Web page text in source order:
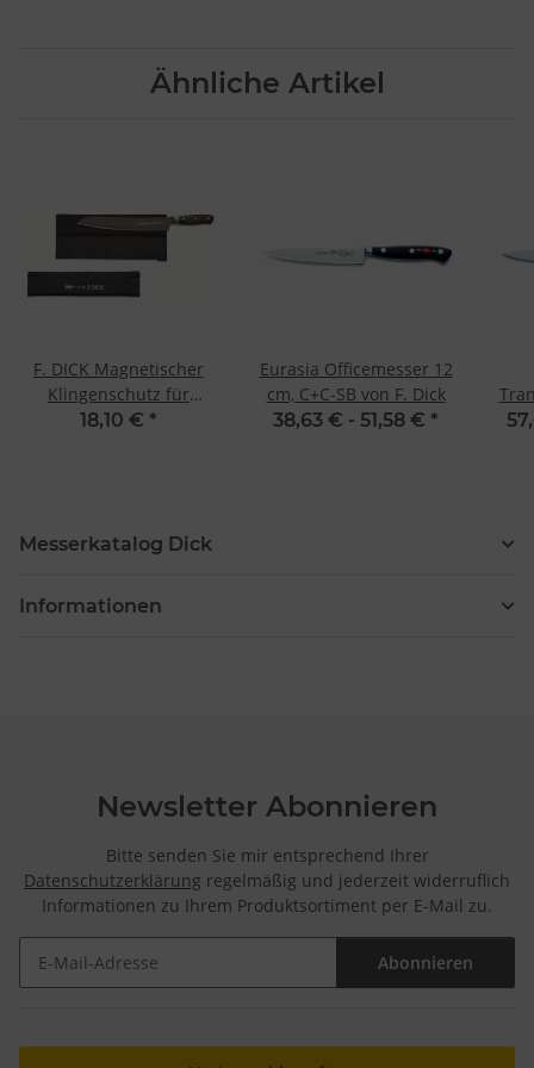
Ähnliche Artikel
F. DICK Magnetischer
Klingenschutz für
Klingen bis 30 cm
18,10 € *
Eurasia Officemesser 12
cm, C+C-SB von F. Dick
38,63 € - 51,58 € *
Messerkatalog Dick
Informationen
Newsletter Abonnieren
Bitte senden Sie mir entsprechend Ihrer
Datenschutzerklärung regelmäßig und jederzeit widerruflich
Informationen zu Ihrem Produktsortiment per E-Mail zu.
Abonnieren